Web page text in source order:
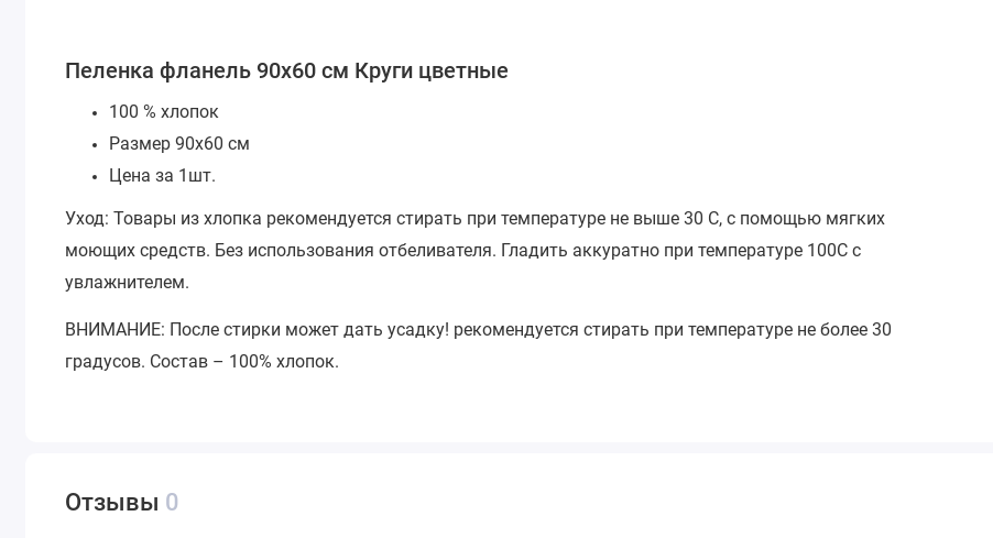
Пеленка фланель 90х60 см Круги цветные
100 % хлопок
Размер 90х60 см
Цена за 1шт.
Уход: Товары из хлопка рекомендуется стирать при температуре не выше 30 С, с помощью мягких
моющих средств. Без использования отбеливателя. Гладить аккуратно при температуре 100С с
увлажнителем.
ВНИМАНИЕ: После стирки может дать усадку! рекомендуется стирать при температуре не более 30
градусов. Состав – 100% хлопок.
Отзывы 0